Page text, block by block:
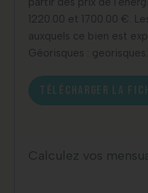
1220.00 et 1700.00 €.
auxquels ce bien est
Géorisques :
TÉLÉCHARGER LA
Calculez vos